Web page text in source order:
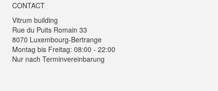
CONTACT
Vitrum building
Rue du Puits Romain 33
8070 Luxembourg-Bertrange
Montag bis Freitag: 08:00 - 22:00
Nur nach Terminvereinbarung